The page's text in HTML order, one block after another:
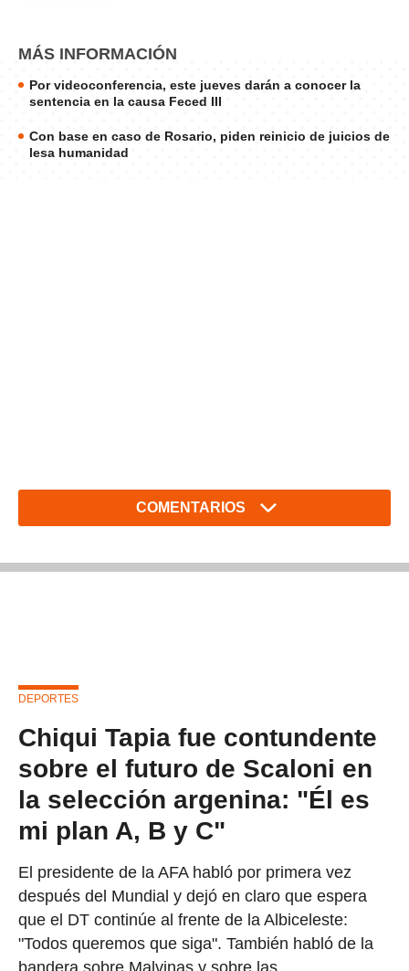
MÁS INFORMACIÓN
Por videoconferencia, este jueves darán a conocer la
sentencia en la causa Feced III
Con base en caso de Rosario, piden reinicio de juicios de
lesa humanidad
COMENTARIOS